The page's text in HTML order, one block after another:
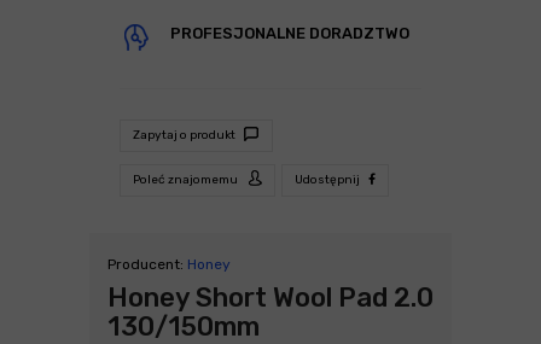
PROFESJONALNE DORADZTWO
Zapytaj o produkt
Poleć znajomemu Udostępnij
Producent: Honey
Honey Short Wool Pad 2.0
130/150mm